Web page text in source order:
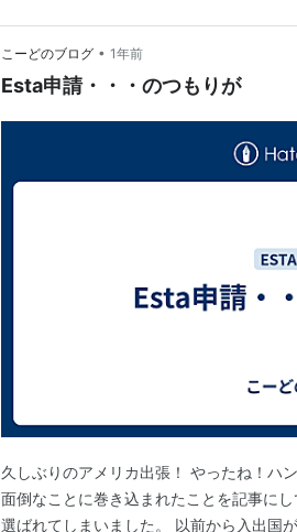
こーどのブログ • 1年前
Esta申請・・・のつもりが
久しぶりのアメリカ出張！ やったね！ハ
面倒なことに巻き込まれたことを記事に
選ばれてしまいました。 以前から入出国